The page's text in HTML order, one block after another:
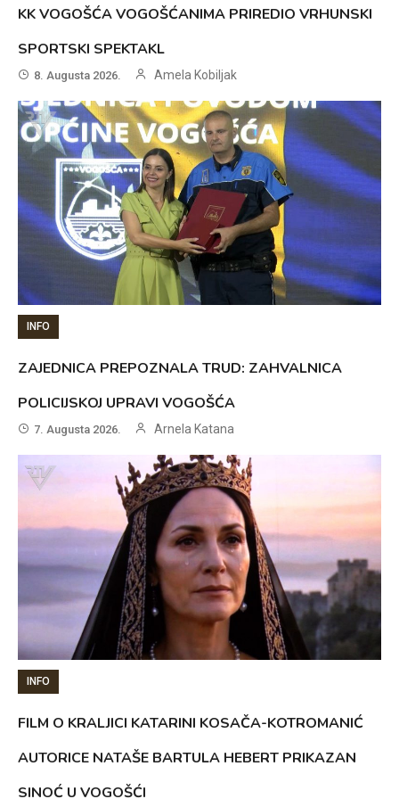
KK VOGOŠĆA VOGOŠĆANIMA PRIREDIO VRHUNSKI
SPORTSKI SPEKTAKL
8. Augusta 2026. Amela Kobiljak
INFO
ZAJEDNICA PREPOZNALA TRUD: ZAHVALNICA
POLICIJSKOJ UPRAVI VOGOŠĆA
7. Augusta 2026. Arnela Katana
INFO
FILM O KRALJICI KATARINI KOSAČA-KOTROMANIĆ
AUTORICE NATAŠE BARTULA HEBERT PRIKAZAN
SINOĆ U VOGOŠĆI